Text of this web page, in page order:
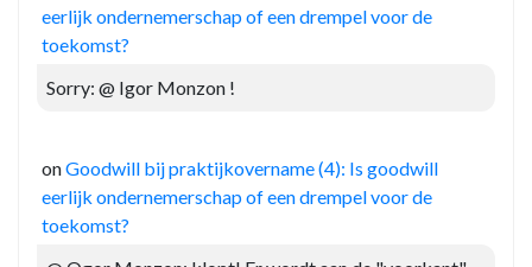
eerlijk ondernemerschap of een drempel voor de
toekomst?
Sorry: @ Igor Monzon !
onGoodwill bij praktijkovername (4): Is goodwill
eerlijk ondernemerschap of een drempel voor de
toekomst?